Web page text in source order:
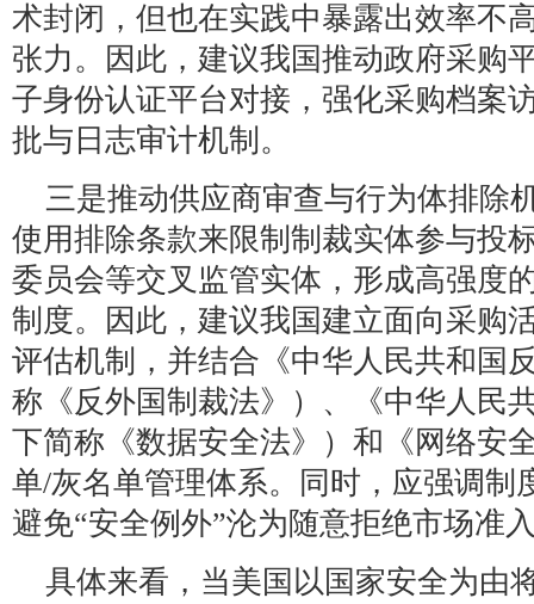
术封闭，但也在实践中暴露出效率不
张力。因此，建议我国推动政府采购
子身份认证平台对接，强化采购档案
批与日志审计机制。
三是推动供应商审查与行为体排除
使用排除条款来限制制裁实体参与投
委员会等交叉监管实体，形成高强度
制度。因此，建议我国建立面向采购
评估机制，并结合《中华人民共和国
称《反外国制裁法》）、《中华人民
下简称《数据安全法》）和《网络安
单/灰名单管理体系。同时，应强调制
避免“安全例外”沦为随意拒绝市场准
具体来看，当美国以国家安全为由